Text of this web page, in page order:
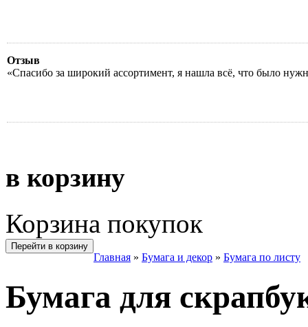
Отзыв
«Спасибо за широкий ассортимент, я нашла всё, что было
в корзину
Корзина покупок
Перейти в корзину
Главная » Бумага и декор » Бумага по листу
Бумага для